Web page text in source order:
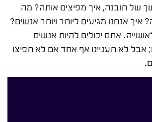
של תובנה, איך מפיצים אותה? מה
איך אנחנו מגיעים ליותר ויותר אנשים?
אתם יכולים להיות אנשים
אבל לא תעניינו אף אחד אם לא תפיצו